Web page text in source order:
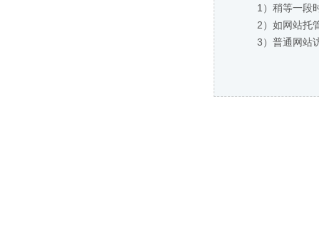
1）稍等一段
2）如网站托
3）普通网站